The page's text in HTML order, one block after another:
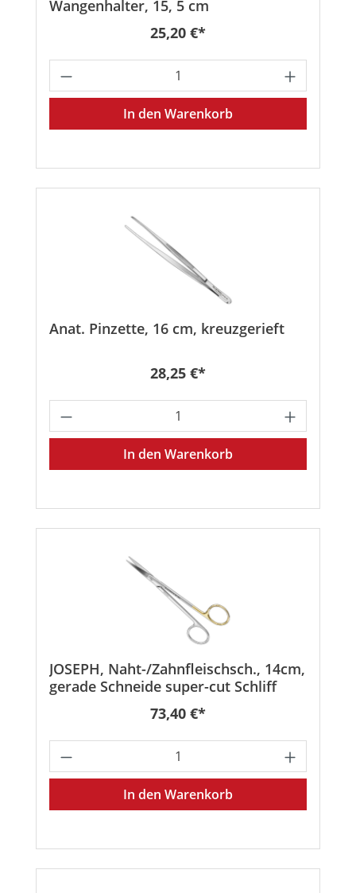
Wangenhalter, 15, 5 cm
Regulärer Preis:
25,20 €*
Produkt Anzahl: Gib den
In den Warenkorb
Anat. Pinzette, 16 cm, kreuzgerieft
Regulärer Preis:
28,25 €*
Produkt Anzahl: Gib den
In den Warenkorb
JOSEPH, Naht-/Zahnfleischsch., 14cm,
gerade Schneide super-cut Schliff
Regulärer Preis:
73,40 €*
Produkt Anzahl: Gib den
In den Warenkorb